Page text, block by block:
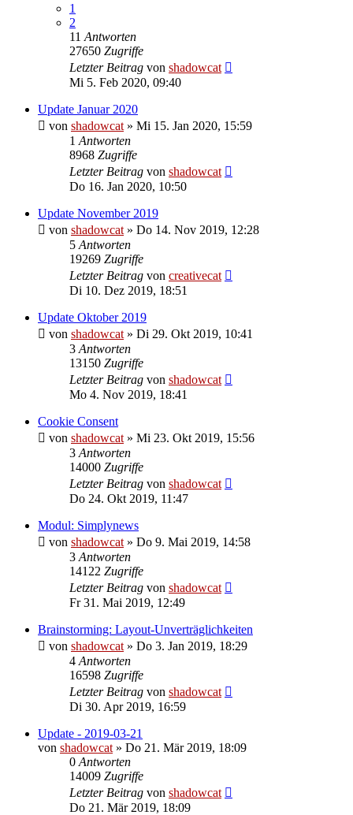
1
2
11 Antworten
27650 Zugriffe
Letzter Beitrag von shadowcat
Mi 5. Feb 2020, 09:40
Update Januar 2020
von shadowcat » Mi 15. Jan 2020, 15:59
1 Antworten
8968 Zugriffe
Letzter Beitrag von shadowcat
Do 16. Jan 2020, 10:50
Update November 2019
von shadowcat » Do 14. Nov 2019, 12:28
5 Antworten
19269 Zugriffe
Letzter Beitrag von creativecat
Di 10. Dez 2019, 18:51
Update Oktober 2019
von shadowcat » Di 29. Okt 2019, 10:41
3 Antworten
13150 Zugriffe
Letzter Beitrag von shadowcat
Mo 4. Nov 2019, 18:41
Cookie Consent
von shadowcat » Mi 23. Okt 2019, 15:56
3 Antworten
14000 Zugriffe
Letzter Beitrag von shadowcat
Do 24. Okt 2019, 11:47
Modul: Simplynews
von shadowcat » Do 9. Mai 2019, 14:58
3 Antworten
14122 Zugriffe
Letzter Beitrag von shadowcat
Fr 31. Mai 2019, 12:49
Brainstorming: Layout-Unverträglichkeiten
von shadowcat » Do 3. Jan 2019, 18:29
4 Antworten
16598 Zugriffe
Letzter Beitrag von shadowcat
Di 30. Apr 2019, 16:59
Update - 2019-03-21
von shadowcat » Do 21. Mär 2019, 18:09
0 Antworten
14009 Zugriffe
Letzter Beitrag von shadowcat
Do 21. Mär 2019, 18:09